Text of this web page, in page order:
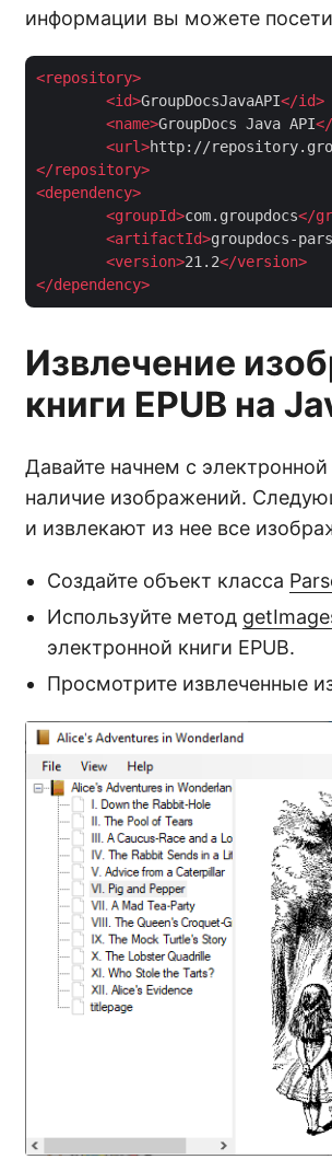
информации вы можете
<repository>
<id>GroupDocsJavaAPI</id>
<name>GroupDocs Java API</
<url>http://
</repository>
<dependency>
<groupId>com.groupdocs</
<artifactId>groupdocs-
<version>21.2</version>
</dependency>
Извлечение
книги EPUB на
Давайте начнем с
наличие изображений.
и извлекают из нее все
Создайте объект класса
Используйте метод
электронной книги EPUB.
Просмотрите извлеченные